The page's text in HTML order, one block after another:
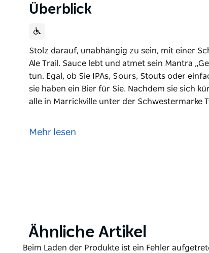
Überblick
Stolz darauf, unabhängig zu sein, mit einer
Ale Trail. Sauce lebt und atmet sein Mantra
tun. Egal, ob Sie IPAs, Sours, Stouts oder
sie haben ein Bier für Sie. Nachdem sie sich
alle in Marrickville unter der Schwestermarke
Ale Trail.
Wechselnde Imbisswagen sorgen dafür, dass
und frisch bleiben, sodass Sie auch nicht
Mehr lesen
Product
Ähnliche Artikel
Product
Beim Laden der Produkte ist ein Fehler